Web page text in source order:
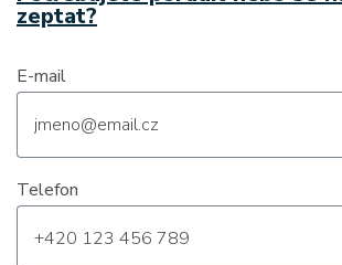
zeptat?
E-mail
Telefon